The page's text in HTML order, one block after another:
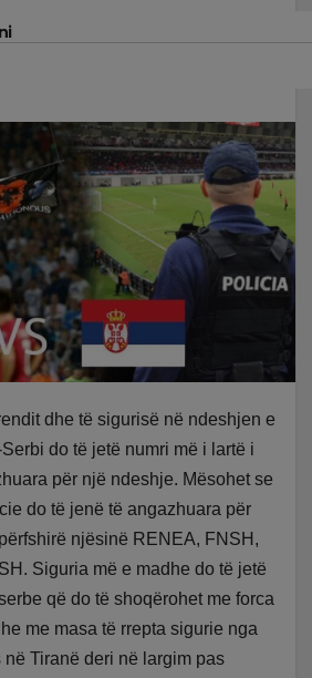
dhe të sigurisë në ndeshjen e
do të jetë numri më i lartë i
për një ndeshje. Mësohet se
do të jenë të angazhuara për
njësinë RENEA, FNSH,
Siguria më e madhe do të jetë
që do të shoqërohet me forca
me masa të rrepta sigurie nga
Tiranë deri në largim pas